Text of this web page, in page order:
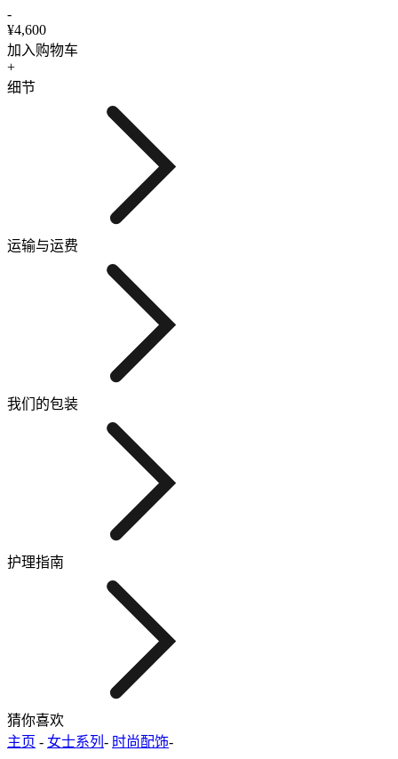
-
¥4,600
加入购物车
+
细节
运输与运费
我们的包装
护理指南
猜你喜欢
主页 - 女士系列 - 时尚配饰-